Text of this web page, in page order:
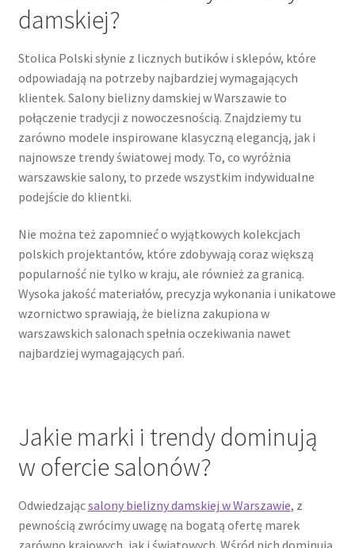
damskiej?
Stolica Polski słynie z licznych butików i sklepów, które
odpowiadają na potrzeby najbardziej wymagających
klientek. Salony bielizny damskiej w Warszawie to
połączenie tradycji z nowoczesnością. Znajdziemy tu
zarówno modele inspirowane klasyczną elegancją, jak i
najnowsze trendy światowej mody. To, co wyróżnia
warszawskie salony, to przede wszystkim indywidualne
podejście do klientki.
Nie można też zapomnieć o wyjątkowych kolekcjach
polskich projektantów, które zdobywają coraz większą
popularność nie tylko w kraju, ale również za granicą.
Wysoka jakość materiałów, precyzja wykonania i unikatowe
wzornictwo sprawiają, że bielizna zakupiona w
warszawskich salonach spełnia oczekiwania nawet
najbardziej wymagających pań.
Jakie marki i trendy dominują
w ofercie salonów?
Odwiedzającsalony bielizny damskiej w Warszawie, z
pewnością zwrócimy uwagę na bogatą ofertę marek